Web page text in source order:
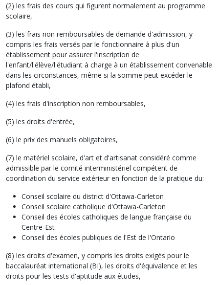
(2) les frais des cours qui figurent normalement au programme
scolaire,
(3) les frais non remboursables de demande d'admission, y
compris les frais versés par le fonctionnaire à plus d'un
établissement pour assurer l'inscription de
l'enfant/l'élève/l'étudiant à charge à un établissement convenable
dans les circonstances, même si la somme peut excéder le
plafond établi,
(4) les frais d'inscription non remboursables,
(5) les droits d'entrée,
(6) le prix des manuels obligatoires,
(7) le matériel scolaire, d'art et d'artisanat considéré comme
admissible par le comité interministériel compétent de
coordination du service extérieur en fonction de la pratique du:
Conseil scolaire du district d'Ottawa-Carleton
Conseil scolaire catholique d'Ottawa-Carleton
Conseil des écoles catholiques de langue française du
Centre-Est
Conseil des écoles publiques de l'Est de l'Ontario
(8) les droits d'examen, y compris les droits exigés pour le
baccalauréat international (BI), les droits d'équivalence et les
droits pour les tests d'aptitude aux études,